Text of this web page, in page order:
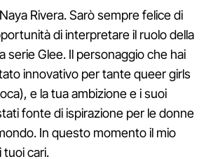
Rivera. Sarò sempre felice di
di interpretare il ruolo della
serie Glee. Il personaggio che hai
innovativo per tante queer girls
e la tua ambizione e i suoi
fonte di ispirazione per le donne
In questo momento il mio
tuoi cari.